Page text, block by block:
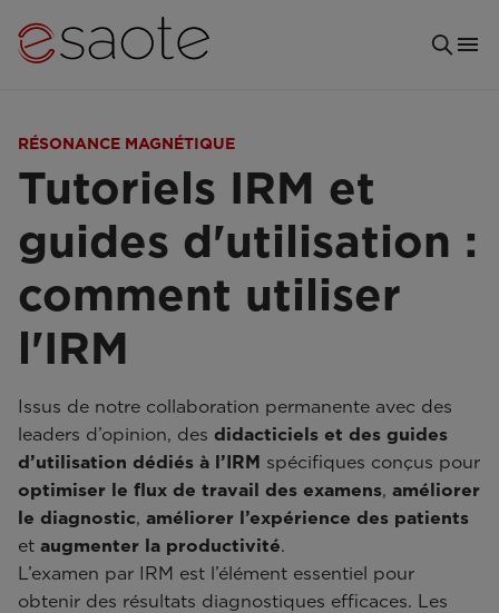
RÉSONANCE MAGNÉTIQUE
Tutoriels IRM et
guides d'utilisation :
comment utiliser
l'IRM
Issus de notre collaboration permanente avec des
leaders d’opinion, des didacticiels et des guides
d’utilisation dédiés à l’IRM spécifiques conçus pour
optimiser le flux de travail des examens, améliorer
le diagnostic, améliorer l’expérience des patients
et augmenter la productivité.
L’examen par IRM est l’élément essentiel pour
obtenir des résultats diagnostiques efficaces. Les